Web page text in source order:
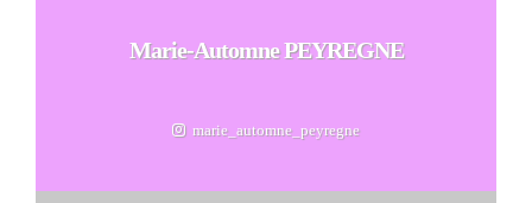
Marie-Automne PEYREGNE
marie_automne_peyregne